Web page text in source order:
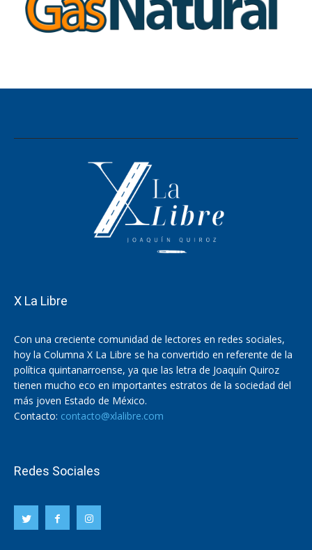
X La Libre
Con una creciente comunidad de lectores en redes sociales,
hoy la Columna X La Libre se ha convertido en referente de la
política quintanarroense, ya que las letra de Joaquín Quiroz
tienen mucho eco en importantes estratos de la sociedad del
más joven Estado de México.
Contacto: contacto@xlalibre.com
Redes Sociales